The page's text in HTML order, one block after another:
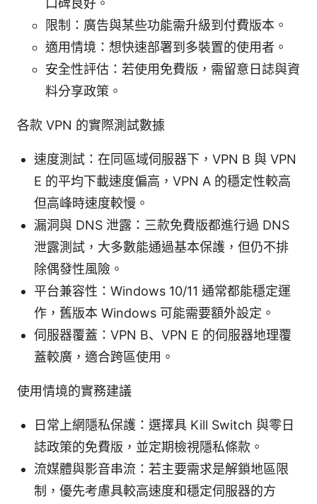
口碑良好。
限制：廣告與某些功能需升級到付費版本。
適用情境：想快速部署到多裝置的使用者。
安全性評估：若使用免費版，需留意日誌與資
料分享政策。
各款 VPN 的實際測試數據
速度測試：在同區域伺服器下，VPN B 與 VPN
E 的平均下載速度偏高，VPN A 的穩定性較高
但高峰時速度較慢。
漏洞與 DNS 泄露：三款免費版都進行過 DNS
泄露測試，大多數能通過基本保護，但仍不排
除偶發性風險。
平台兼容性：Windows 10/11 通常都能穩定運
作，舊版本 Windows 可能需要額外設定。
伺服器覆蓋：VPN B、VPN E 的伺服器地理覆
蓋較廣，適合跨區使用。
使用情境的實務建議
日常上網隱私保護：選擇具 Kill Switch 與零日
誌政策的免費版，並定期檢視隱私條款。
流媒體與影音串流：若主要需求是解鎖地區限
制，優先考慮具較高速度和穩定伺服器的方